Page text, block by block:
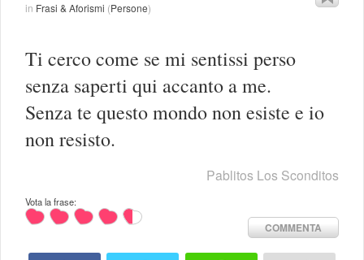
in Frasi & Aforismi (Persone)
Ti cerco come se mi sentissi perso
senza saperti qui accanto a me.
Senza te questo mondo non esiste e io
non resisto.
Pablitos Los Sconditos
Vota la frase:
COMMENTA